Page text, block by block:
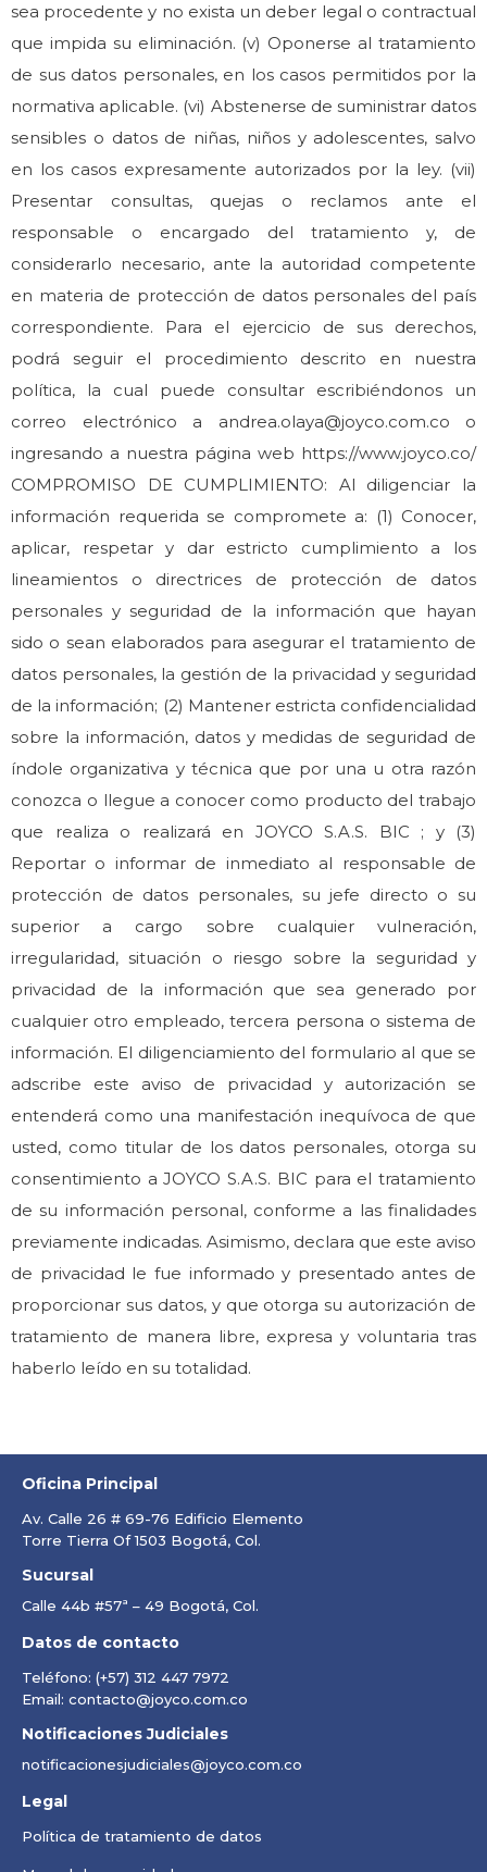
sea procedente y no exista un deber legal o contractual
que impida su eliminación. (v) Oponerse al tratamiento
de sus datos personales, en los casos permitidos por la
normativa aplicable. (vi) Abstenerse de suministrar datos
sensibles o datos de niñas, niños y adolescentes, salvo
en los casos expresamente autorizados por la ley. (vii)
Presentar consultas, quejas o reclamos ante el
responsable o encargado del tratamiento y, de
considerarlo necesario, ante la autoridad competente
en materia de protección de datos personales del país
correspondiente. Para el ejercicio de sus derechos,
podrá seguir el procedimiento descrito en nuestra
política, la cual puede consultar escribiéndonos un
correo electrónico a andrea.olaya@joyco.com.co o
ingresando a nuestra página web https://www.joyco.co/
COMPROMISO DE CUMPLIMIENTO: Al diligenciar la
información requerida se compromete a: (1) Conocer,
aplicar, respetar y dar estricto cumplimiento a los
lineamientos o directrices de protección de datos
personales y seguridad de la información que hayan
sido o sean elaborados para asegurar el tratamiento de
datos personales, la gestión de la privacidad y seguridad
de la información; (2) Mantener estricta confidencialidad
sobre la información, datos y medidas de seguridad de
índole organizativa y técnica que por una u otra razón
conozca o llegue a conocer como producto del trabajo
que realiza o realizará en JOYCO S.A.S. BIC ; y (3)
Reportar o informar de inmediato al responsable de
protección de datos personales, su jefe directo o su
superior a cargo sobre cualquier vulneración,
irregularidad, situación o riesgo sobre la seguridad y
privacidad de la información que sea generado por
cualquier otro empleado, tercera persona o sistema de
información. El diligenciamiento del formulario al que se
adscribe este aviso de privacidad y autorización se
entenderá como una manifestación inequívoca de que
usted, como titular de los datos personales, otorga su
consentimiento a JOYCO S.A.S. BIC para el tratamiento
de su información personal, conforme a las finalidades
previamente indicadas. Asimismo, declara que este aviso
de privacidad le fue informado y presentado antes de
proporcionar sus datos, y que otorga su autorización de
tratamiento de manera libre, expresa y voluntaria tras
haberlo leído en su totalidad.
Oficina Principal
Av. Calle 26 # 69-76 Edificio Elemento
Torre Tierra Of 1503 Bogotá, Col.
Sucursal
Calle 44b #57ª – 49 Bogotá, Col.
Datos de contacto
Teléfono: (+57) 312 447 7972
Email: contacto@joyco.com.co
Notificaciones Judiciales
notificacionesjudiciales@joyco.com.co
Legal
Política de tratamiento de datos